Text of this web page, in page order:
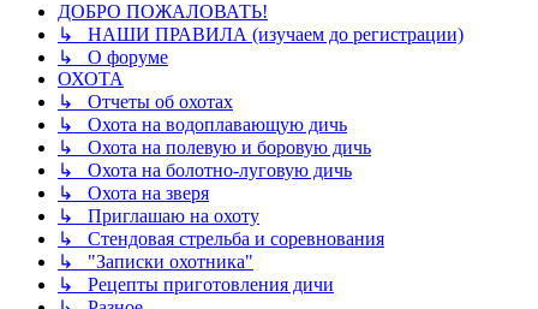
ДОБРО ПОЖАЛОВАТЬ!
↳ НАШИ ПРАВИЛА (изучаем до регистрации)
↳ О форуме
ОХОТА
↳ Отчеты об охотах
↳ Охота на водоплавающую дичь
↳ Охота на полевую и боровую дичь
↳ Охота на болотно-луговую дичь
↳ Охота на зверя
↳ Приглашаю на охоту
↳ Стендовая стрельба и соревнования
↳ "Записки охотника"
↳ Рецепты приготовления дичи